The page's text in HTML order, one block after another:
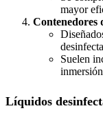
mayor
Contenedores
Suelen
Líquidos